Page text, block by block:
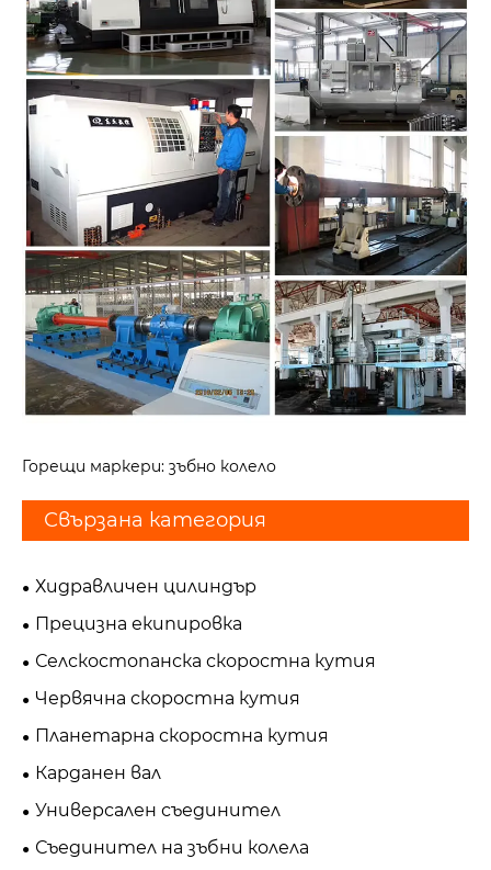
Горещи маркери: зъбно колело
Свързана категория
Хидравличен цилиндър
Прецизна екипировка
Селскостопанска скоростна кутия
Червячна скоростна кутия
Планетарна скоростна кутия
Карданен вал
Универсален съединител
Съединител на зъбни колела